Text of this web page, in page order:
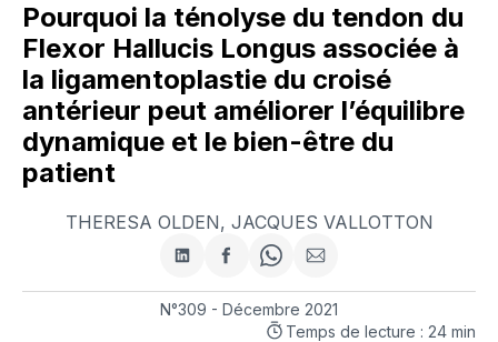
Pourquoi la ténolyse du tendon du
Flexor Hallucis Longus associée à
la ligamentoplastie du croisé
antérieur peut améliorer l’équilibre
dynamique et le bien-être du
patient
THERESA OLDEN, JACQUES VALLOTTON
Partager
sur
LinkedIn
Partager
sur
Facebook
Share
on
WhatsApp
Partager
par
courriel
N°309 - Décembre 2021
Temps de lecture : 24 min